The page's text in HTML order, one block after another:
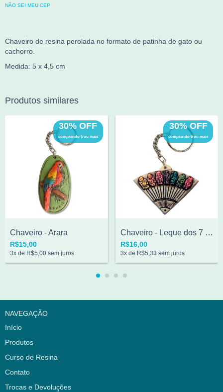
NÃO SEI MEU CEP
Chaveiro de resina perolada no formato de patinha de gato ou
cachorro.
Medida: 5 x 4,5 cm
Produtos similares
30% OFF
comprando 6 ou mais
Chaveiro - Arara
R$15,00
3x de R$5,00 sem juros
30% OFF
comprando 6 ou mais
Chaveiro - Leque dos 7 deuses
R$16,00
3x de R$5,33 sem juros
NAVEGAÇÃO
Início
Produtos
Curso de Resina
Contato
Trocas e Devoluções